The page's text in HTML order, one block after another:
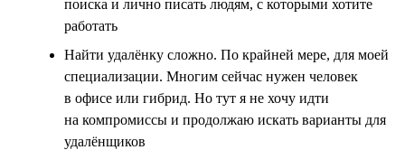
поиска и лично писать людям, с которыми хотите
работать
Найти удалёнку сложно. По крайней мере, для моей
специализации. Многим сейчас нужен человек
в офисе или гибрид. Но тут я не хочу идти
на компромиссы и продолжаю искать варианты для
удалёнщиков